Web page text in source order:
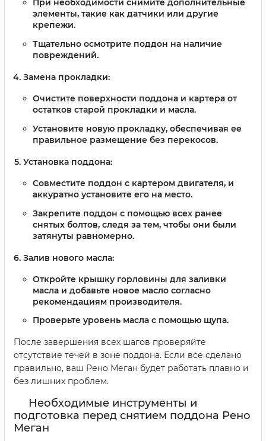
При необходимости снимите дополнительные
элементы, такие как датчики или другие
крепежи.
Тщательно осмотрите поддон на наличие
повреждений.
Замена прокладки:
Очистите поверхности поддона и картера от
остатков старой прокладки и масла.
Установите новую прокладку, обеспечивая ее
правильное размещение без перекосов.
Установка поддона:
Совместите поддон с картером двигателя, и
аккуратно установите его на место.
Закрепите поддон с помощью всех ранее
снятых болтов, следя за тем, чтобы они были
затянуты равномерно.
Залив нового масла:
Откройте крышку горловины для заливки
масла и добавьте новое масло согласно
рекомендациям производителя.
Проверьте уровень масла с помощью щупа.
После завершения всех шагов проверяйте
отсутствие течей в зоне поддона. Если все сделано
правильно, ваш Рено Меган будет работать плавно и
без лишних проблем.
Необходимые инструменты и
подготовка перед снятием поддона Рено
Меган